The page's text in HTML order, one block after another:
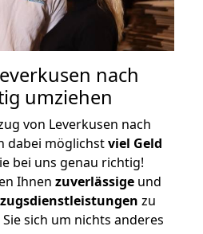
nach
umziehen
von Leverkusen nach
dabei möglichstviel Geld
bei uns genau richtig!
Ihnen zuverlässige und
zu
sich um nichts anderes